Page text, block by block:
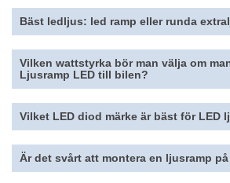
Bäst ledljus: led ramp eller runda
Vilken wattstyrka bör man välja om
Ljusramp LED till bilen?
Vilket LED diod märke är bäst för LED
Är det svårt att montera en ljusramp